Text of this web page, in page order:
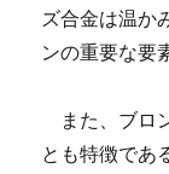
ズ合金は温か
ンの重要な要
また、ブロ
とも特徴であ